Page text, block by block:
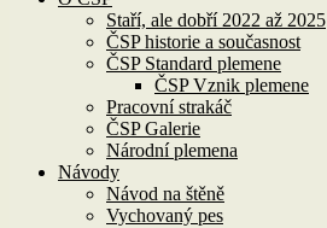
Staří, ale dobří 2022 až 2025
ČSP historie a současnost
ČSP Standard plemene
ČSP Vznik plemene
Pracovní strakáč
ČSP Galerie
Národní plemena
Návody
Návod na štěně
Vychovaný pes